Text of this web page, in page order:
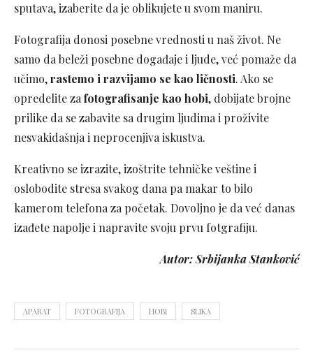
sputava, izaberite da je oblikujete u svom maniru.
Fotografija donosi posebne vrednosti u naš život. Ne
samo da beleži posebne događaje i ljude, već pomaže da
učimo,rastemo i razvijamo se kao ličnosti. Ako se
opredelite zafotografisanje kao hobi, dobijate brojne
prilike da se zabavite sa drugim ljudima i proživite
nesvakidašnja i neprocenjiva iskustva.
Kreativno se izrazite, izoštrite tehničke veštine i
oslobodite stresa svakog dana pa makar to bilo
kamerom telefona za početak. Dovoljno je da već danas
izađete napolje i napravite svoju prvu fotgrafiju.
Autor: Srbijanka Stanković
APARAT FOTOGRAFIJA HOBI SLIKA